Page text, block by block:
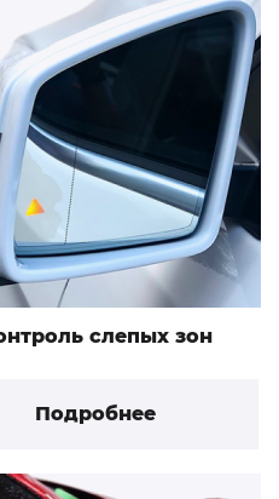
слепых зон
Подробнее